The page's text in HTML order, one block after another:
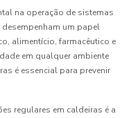
na operação de sistemas
um papel
alimentício, farmacêutico e
em qualquer ambiente
é essencial para prevenir
regulares em caldeiras é a